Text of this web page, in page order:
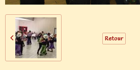
Retour